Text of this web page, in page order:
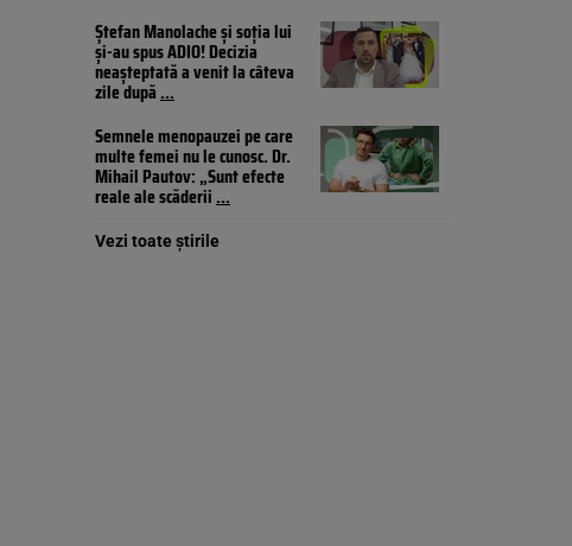
Ștefan Manolache și soția lui
și-au spus ADIO! Decizia
neașteptată a venit la câteva
zile după...
Semnele menopauzei pe care
multe femei nu le cunosc. Dr.
Mihail Pautov: „Sunt efecte
reale ale scăderii...
Vezi toate știrile